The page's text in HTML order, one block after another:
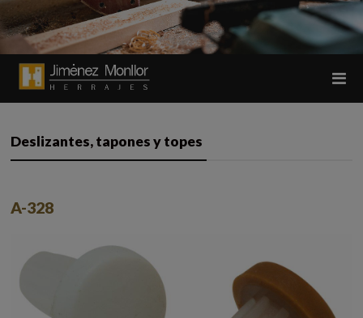
Deslizantes, tapones y topes
A-328